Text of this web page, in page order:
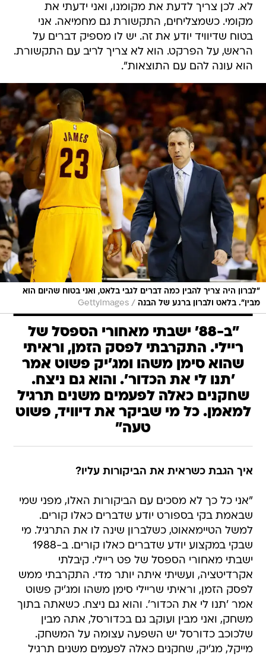
לא. לכן צריך לדעת את מקומנו, ואני ידעתי את
מקומי. כשמצליחים, התקשורת גם מחמיאה. אני
בטוח שדיוויד יודע את זה. יש לו מספיק דברים על
הראש, על הפרקט. הוא לא צריך לריב עם התקשורת.
הוא עונה להם עם התוצאות".
"לברון היה צריך להבין כמה דברים לגבי בלאט, ואני בטוח שהיום הוא
מבין". בלאט ולברון ברגע של הבנה /
GettyImages
"ב-88' ישבתי מאחורי הספסל של
ריילי. התקרבתי לפסק הזמן, וראיתי
שהוא סימן משהו ומג'יק פשוט אמר
'תנו לי את הכדור'. והוא גם ניצח.
שחקנים כאלה לפעמים משנים תרגיל
למאמן. כל מי שביקר את דיוויד, פשוט
טעה"
איך הגבת כשראית את הביקורות עליו?
"אני כל כך לא מסכים עם הביקורות האלו, מפני שמי
שבאמת בקי בספורט יודע שדברים כאלו קורים.
למשל הטיימאאוט, כשלברון שינה לו את התרגיל. מי
שבקי במקצוע יודע שדברים כאלו קורים. ב-1988
ישבתי מאחורי הספסל של פט ריילי. קיבלתי
אקרדיטציה, ועשיתי איתה יותר מדי. התקרבתי ממש
לפסק הזמן, וראיתי שריילי סימן משהו ומג'יק פשוט
אמר 'תנו לי את הכדור'. והוא גם ניצח. כשאתה בתוך
משחק, ואני מבין ועוקב גם בכדורסל, אתה מבין
שלכוכב כדורסל יש השפעה עצומה על המשחק.
מייקל, מג'יק, שחקנים כאלה לפעמים משנים תרגיל